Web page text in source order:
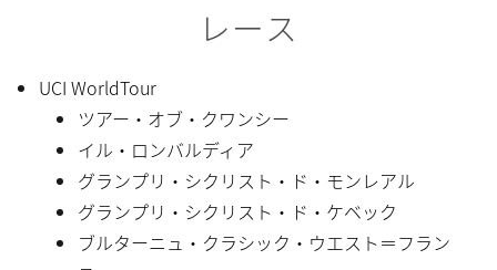
レース
UCI WorldTour
ツアー・オブ・クワンシー
イル・ロンバルディア
グランプリ・シクリスト・ド・モンレアル
グランプリ・シクリスト・ド・ケベック
ブルターニュ・クラシック・ウエスト＝フラン